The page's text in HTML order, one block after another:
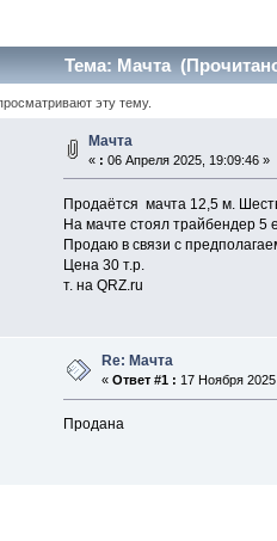
Тема: Мачта
эту тему.
Мачта
« : 06 Апреля 2025, 19:09:46 »
Продаётся мачта 12,5 м.
На мачте стоял трайбендер
Продаю в связи с
Цена 30 т.р.
т. на QRZ.ru
Re: Мачта
« Ответ #1 : 17 Ноября
Продана